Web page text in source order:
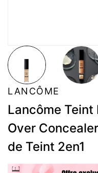
LANCÔME
Lancôme Teint
Over
de Teint 2en1